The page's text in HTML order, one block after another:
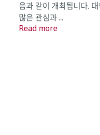
음과 같이 개최됩니다.
많은 관심과 ...
Read more